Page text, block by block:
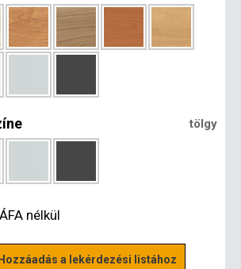
tölgy
ÁFA nélkül
Hozzáadás a lekérdezési listához